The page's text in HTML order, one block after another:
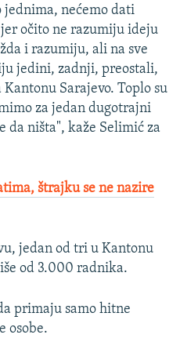
jednima, nećemo dati
očito ne razumiju ideju
i razumiju, ali na sve
jedini, zadnji, preostali,
Sarajevo. Toplo su
za jedan dugotrajni
da ništa", kaže Selimić za
štrajku se ne nazire
jedan od tri u Kantonu
od 3.000 radnika.
primaju samo hitne
osobe.